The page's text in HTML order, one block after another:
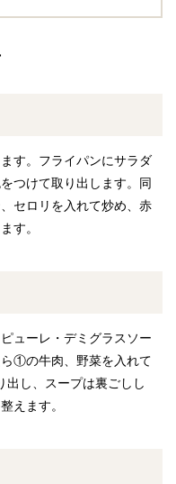
す。フライパンにサラダ
つけて取り出します。同
セロリを入れて炒め、赤
す。
ューレ・デミグラスソー
①の牛肉、野菜を入れて
出し、スープは裏ごしし
えます。